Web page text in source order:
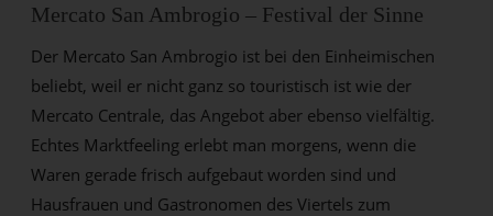
Mercato San Ambrogio – Festival der Sinne
Der Mercato San Ambrogio ist bei den Einheimischen
beliebt, weil er nicht ganz so touristisch ist wie der
Mercato Centrale, das Angebot aber ebenso vielfältig.
Echtes Marktfeeling erlebt man morgens, wenn die
Waren gerade frisch aufgebaut worden sind und
Hausfrauen und Gastronomen des Viertels zum